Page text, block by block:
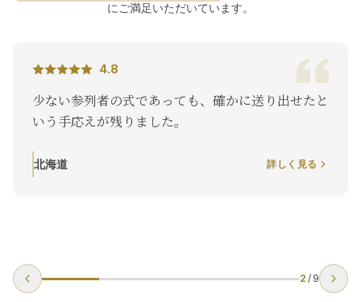
にご満足いただいています。
4.8
列者の式であっても、確かに送り出せたと
えが残りました。
夜遅く
はすぐ
3 / 9